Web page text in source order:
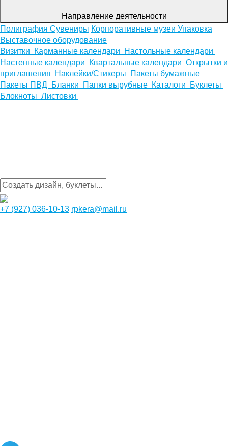
Направление деятельности
Полиграфия Сувениры Корпоративные музеи Упаковка
Выставочное оборудование
Визитки
Карманные календари
Настольные календари
Настенные календари
Квартальные календари Открытки и
приглашения
Наклейки/Стикеры
Пакеты бумажные
Пакеты ПВД Бланки Папки вырубные Каталоги
Буклеты
Блокноты Листовки
+7 (927) 036-10-13 rpkera@mail.ru